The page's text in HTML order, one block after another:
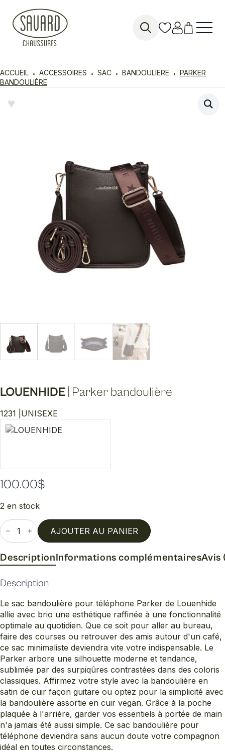
ACCUEIL ACCESSOIRES SAC BANDOULIERE
PARKER
BANDOULIÈRE
♥︎
LOUENHIDE Parker bandoulière
1231 | UNISEXE
100.00$
2 en stock
quantité
de
Parker
AJOUTER AU PANIER
DescriptionInformations complémentairesAvis
Description
Le sac bandoulière pour téléphone Parker de Louenhide
allie avec brio une esthétique raffinée à une fonctionnalité
optimale au quotidien. Que ce soit pour aller au bureau,
faire des courses ou retrouver des amis autour d'un café,
ce sac minimaliste deviendra vite votre indispensable. Le
Parker arbore une silhouette moderne et tendance,
sublimée par des surpiqûres contrastées dans des coloris
classiques. Affirmez votre style avec la bandoulière en
satin de cuir façon guitare ou optez pour la simplicité avec
la bandoulière assortie en cuir vegan. Grâce à la poche
plaquée à l'arrière, garder vos essentiels à portée de main
n'a jamais été aussi simple. Ce sac bandoulière pour
téléphone deviendra sans aucun doute votre compagnon
idéal en toutes circonstances.